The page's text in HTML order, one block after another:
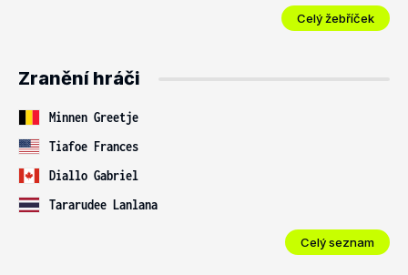
Celý žebříček
Zranění hráči
Minnen Greetje
Tiafoe Frances
Diallo Gabriel
Tararudee Lanlana
Celý seznam